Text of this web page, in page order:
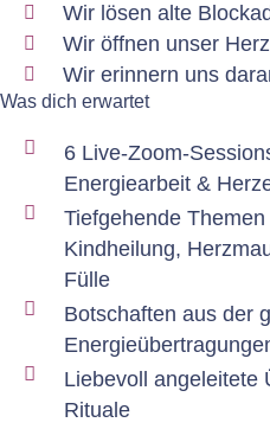
Wir lösen alte
Wir öffnen unser
Wir erinnern uns
Was dich erwartet
6 Live-Zoom-
Energiearbeit &
Tiefgehende
Kindheilung,
Fülle
Botschaften aus der
Liebevoll angeleitete
Rituale